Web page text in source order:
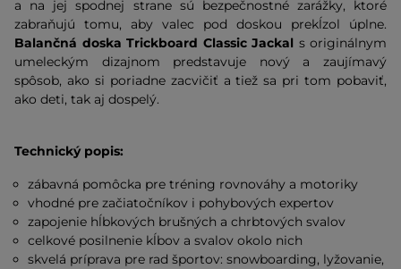
a na jej spodnej strane sú bezpečnostné zarážky, ktoré
zabraňujú tomu, aby valec pod doskou prekĺzol úplne.
Balančná doska Trickboard Classic Jackal s originálnym
umeleckým dizajnom predstavuje nový a zaujímavý
spôsob, ako si poriadne zacvičiť a tiež sa pri tom pobaviť,
ako deti, tak aj dospelý.
Technický popis:
zábavná pomôcka pre tréning rovnováhy a motoriky
vhodné pre začiatočníkov i pohybových expertov
zapojenie hĺbkových brušných a chrbtových svalov
celkové posilnenie kĺbov a svalov okolo nich
skvelá príprava pre rad športov: snowboarding, lyžovanie,